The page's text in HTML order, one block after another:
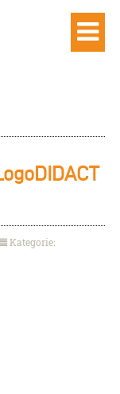
Kategorie: